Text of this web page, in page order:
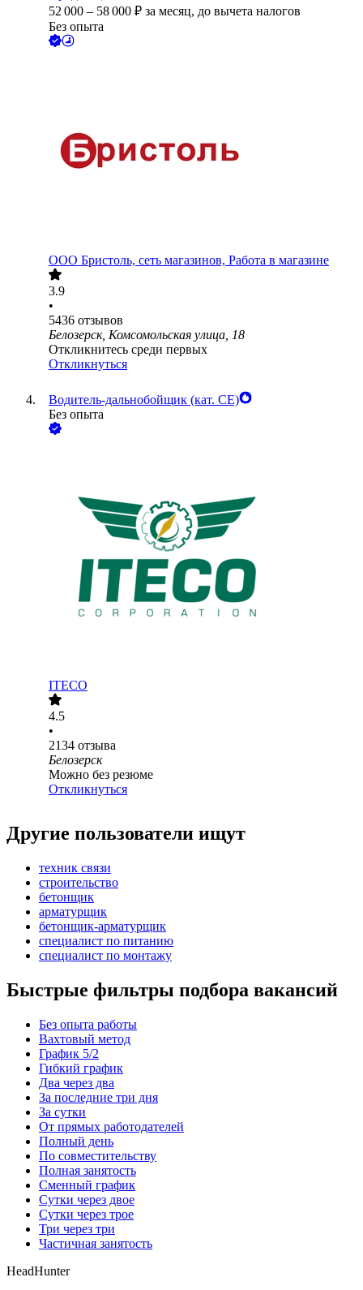
52 000 – 58 000 ₽ за месяц, до вычета налогов
Без опыта
ООО Бристоль, сеть магазинов, Работа в магазине
3.9
•
5436 отзывов
Белозерск, Комсомольская улица, 18
Откликнитесь среди первых
Откликнуться
Водитель-дальнобойщик (кат. CE)
Без опыта
ITECO
4.5
•
2134 отзыва
Белозерск
Можно без резюме
Откликнуться
Другие пользователи ищут
техник связи
строительство
бетонщик
арматурщик
бетонщик-арматурщик
специалист по питанию
специалист по монтажу
Быстрые фильтры подбора вакансий
Без опыта работы
Вахтовый метод
График 5/2
Гибкий график
Два через два
За последние три дня
За сутки
От прямых работодателей
Полный день
По совместительству
Полная занятость
Сменный график
Сутки через двое
Сутки через трое
Три через три
Частичная занятость
HeadHunter